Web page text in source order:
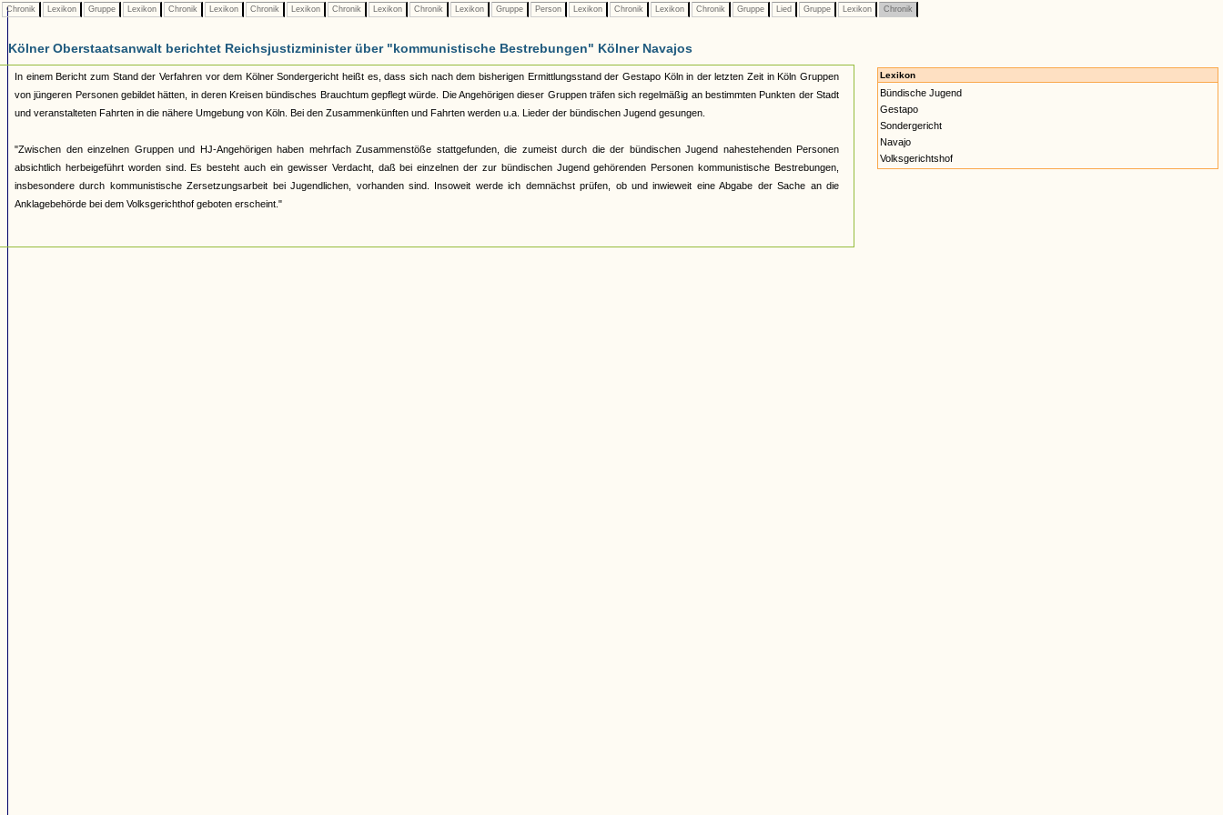
Chronik Lexikon Gruppe Lexikon Chronik Lexikon Chronik Lexikon Chronik Lexikon Chronik Lexikon Gruppe Person Lexikon Chronik Lexikon Chronik Gruppe Lied Gruppe Lexikon Chronik
Kölner Oberstaatsanwalt berichtet Reichsjustizminister über "kommunistische Bestrebungen" Kölner Navajos
In einem Bericht zum Stand der Verfahren vor dem Kölner Sondergericht heißt es, dass sich nach dem bisherigen Ermittlungsstand der Gestapo Köln in der letzten Zeit in Köln Gruppen
von jüngeren Personen gebildet hätten, in deren Kreisen bündisches Brauchtum gepflegt würde. Die Angehörigen dieser Gruppen träfen sich regelmäßig an bestimmten Punkten der Stadt
und veranstalteten Fahrten in die nähere Umgebung von Köln. Bei den Zusammenkünften und Fahrten werden u.a. Lieder der bündischen Jugend gesungen.
"Zwischen den einzelnen Gruppen und HJ-Angehörigen haben mehrfach Zusammenstöße stattgefunden, die zumeist durch die der bündischen Jugend nahestehenden Personen
absichtlich herbeigeführt worden sind. Es besteht auch ein gewisser Verdacht, daß bei einzelnen der zur bündischen Jugend gehörenden Personen kommunistische Bestrebungen,
insbesondere durch kommunistische Zersetzungsarbeit bei Jugendlichen, vorhanden sind. Insoweit werde ich demnächst prüfen, ob und inwieweit eine Abgabe der Sache an die
Anklagebehörde bei dem Volksgerichthof geboten erscheint."
Lexikon
Bündische Jugend
Gestapo
Sondergericht
Navajo
Volksgerichtshof